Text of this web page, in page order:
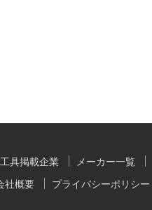
具掲載企業 メーカー一覧
社概要 プライバシーポリシー